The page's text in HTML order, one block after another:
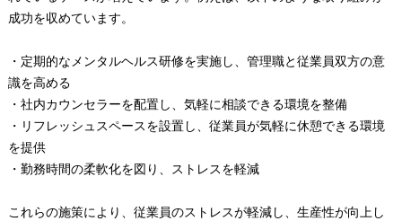
成功を収めています。
・定期的なメンタルヘルス研修を実施し、管理職と従業員双方の意
識を高める
・社内カウンセラーを配置し、気軽に相談できる環境を整備
・リフレッシュスペースを設置し、従業員が気軽に休憩できる環境
を提供
・勤務時間の柔軟化を図り、ストレスを軽減
これらの施策により、従業員のストレスが軽減し、生産性が向上し